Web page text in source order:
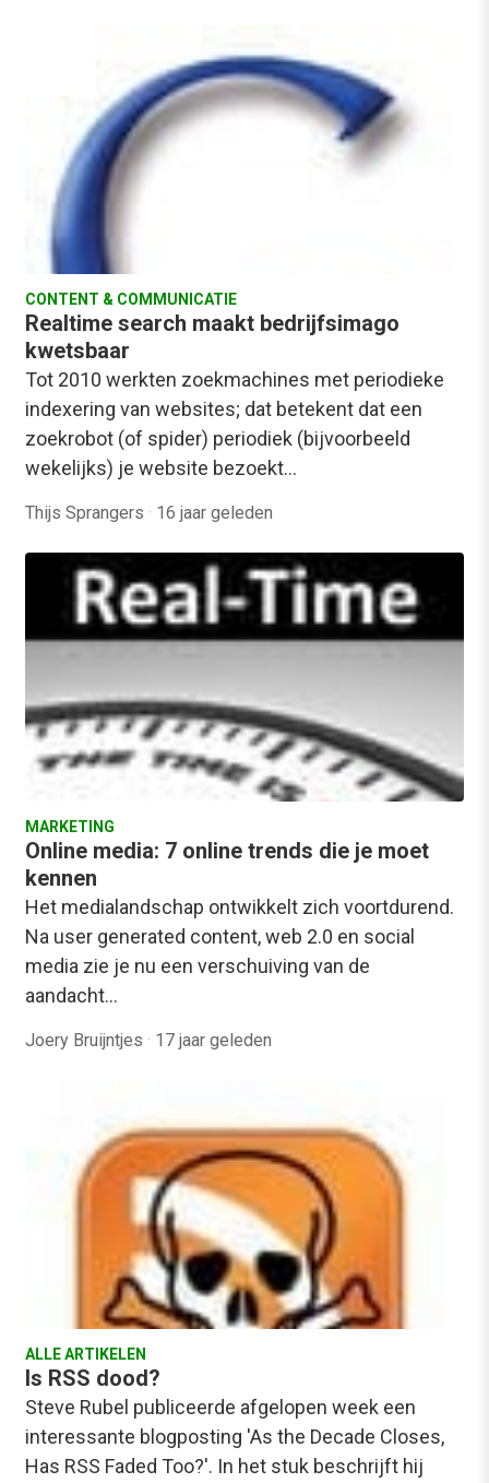
CONTENT & COMMUNICATIE
Realtime search maakt bedrijfsimago
kwetsbaar
Tot 2010 werkten zoekmachines met periodieke
indexering van websites; dat betekent dat een
zoekrobot (of spider) periodiek (bijvoorbeeld
wekelijks) je website bezoekt…
Thijs Sprangers · 16 jaar geleden
MARKETING
Online media: 7 online trends die je moet
kennen
Het medialandschap ontwikkelt zich voortdurend.
Na user generated content, web 2.0 en social
media zie je nu een verschuiving van de
aandacht…
Joery Bruijntjes · 17 jaar geleden
ALLE ARTIKELEN
Is RSS dood?
Steve Rubel publiceerde afgelopen week een
interessante blogposting 'As the Decade Closes,
Has RSS Faded Too?'. In het stuk beschrijft hij